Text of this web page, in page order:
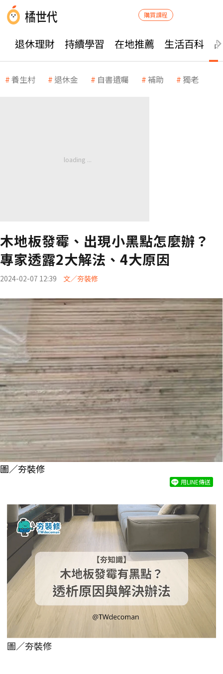
購買課程
退休理財 持續學習 在地推薦 生活百科
養生村 退休金 自書遺囑 補助 獨老
木地板發霉、出現小黑點怎麼辦？
專家透露2大解法、4大原因
2024-02-07 12:39 文／夯裝修
圖／夯裝修
用LINE傳送
圖／夯裝修